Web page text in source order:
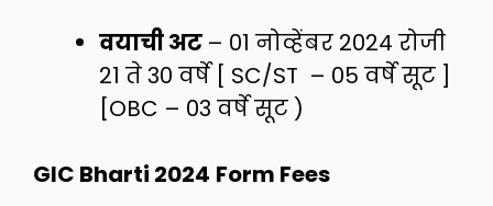
वयाची अट – 01 नोव्हेंबर 2024 रोजी
21 ते 30 वर्षे [ SC/ST – 05 वर्षे सूट ]
[OBC – 03 वर्षे सूट )
GIC Bharti 2024 Form Fees